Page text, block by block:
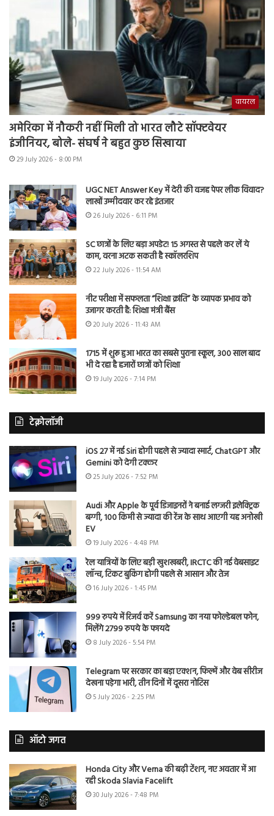
वायरल
अमेरिका में नौकरी नहीं मिली तो भारत लौटे सॉफ्टवेयर
इंजीनियर, बोले- संघर्ष ने बहुत कुछ सिखाया
29 July 2026 - 8:00 PM
UGC NET Answer Key में देरी की वजह पेपर लीक विवाद?
लाखों उम्मीदवार कर रहे इंतजार
26 July 2026 - 6:11 PM
SC छात्रों के लिए बड़ा अपडेट! 15 अगस्त से पहले कर लें ये
काम, वरना अटक सकती है स्कॉलरशिप
22 July 2026 - 11:54 AM
नीट परीक्षा में सफलता “शिक्षा क्रांति” के व्यापक प्रभाव को
उजागर करती है: शिक्षा मंत्री बैंस
20 July 2026 - 11:43 AM
1715 में शुरू हुआ भारत का सबसे पुराना स्कूल, 300 साल बाद
भी दे रहा है हजारों छात्रों को शिक्षा
19 July 2026 - 7:14 PM
टेक्नोलॉजी
iOS 27 में नई Siri होगी पहले से ज्यादा स्मार्ट, ChatGPT और
Gemini को देगी टक्कर
25 July 2026 - 7:52 PM
Audi और Apple के पूर्व डिजाइनरों ने बनाई लग्जरी इलेक्ट्रिक
बग्गी, 100 किमी से ज्यादा की रेंज के साथ आएगी यह अनोखी
EV
19 July 2026 - 4:48 PM
रेल यात्रियों के लिए बड़ी खुशखबरी, IRCTC की नई वेबसाइट
लॉन्च, टिकट बुकिंग होगी पहले से आसान और तेज
16 July 2026 - 1:45 PM
999 रुपये में रिजर्व करें Samsung का नया फोल्डेबल फोन,
मिलेंगे 2799 रुपये के फायदे
8 July 2026 - 5:54 PM
Telegram पर सरकार का बड़ा एक्शन, फिल्में और वेब सीरीज
देखना पड़ेगा भारी, तीन दिनों में दूसरा नोटिस
5 July 2026 - 2:25 PM
ऑटो जगत
Honda City और Verna की बढ़ी टेंशन, नए अवतार में आ
रही Skoda Slavia Facelift
30 July 2026 - 7:48 PM